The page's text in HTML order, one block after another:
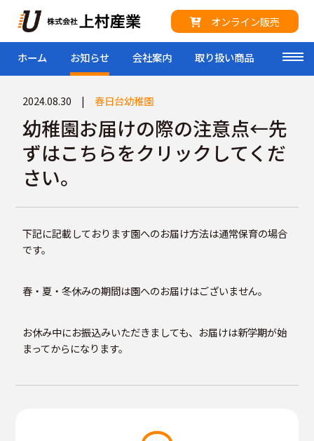
オンライン販売
ホーム お知らせ 会社案内 取り扱い商品 来社予
2024.08.30 | 春日台幼稚園
幼稚園お届けの際の注意点←先
ずはこちらをクリックしてくだ
さい。
下記に記載しております園へのお届け方法は通常保育の場合
です。
春・夏・冬休みの期間は園へのお届けはございません。
お休み中にお振込みいただきましても、お届けは新学期が始
まってからになります。